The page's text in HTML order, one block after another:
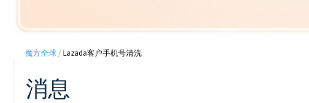
魔方全球 /Lazada客户手机号清洗
消息